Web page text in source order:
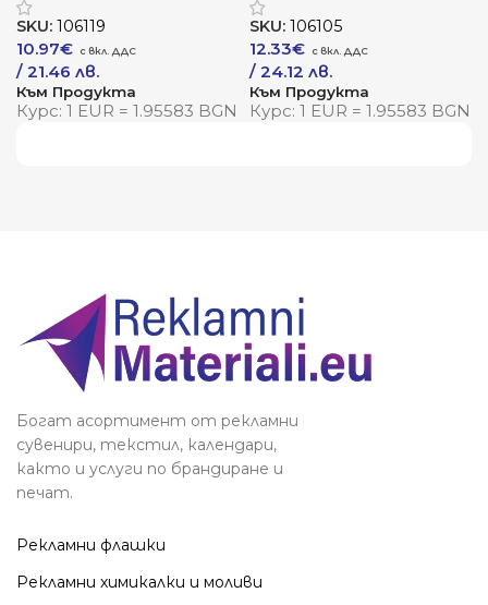
за модерната работна
среда
SKU: 106119
10.97€
/ 21.46 лв.
Към Продукта
Курс: 1 EUR = 1.95583 BGN
Панду“
SKU: 106105
12.33€
/ 24.12 лв.
Към Продукта
Курс: 1 EUR = 1.95583 BGN
Богат асортимент от рекламни
сувенири, текстил, календари,
както и услуги по брандиране и
печат.
Рекламни флашки
Рекламни химикалки и моливи